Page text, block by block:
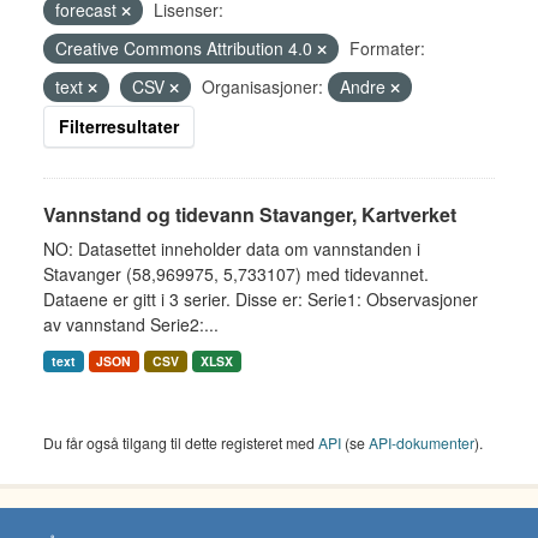
forecast
Lisenser:
Creative Commons Attribution 4.0
Formater:
text
CSV Organisasjoner:
Andre
Filterresultater
Vannstand og tidevann Stavanger, Kartverket
NO: Datasettet inneholder data om vannstanden i
Stavanger (58,969975, 5,733107) med tidevannet.
Dataene er gitt i 3 serier. Disse er: Serie1: Observasjoner
av vannstand Serie2:...
text JSON CSV XLSX
Du får også tilgang til dette registeret med API (seAPI-dokumenter).